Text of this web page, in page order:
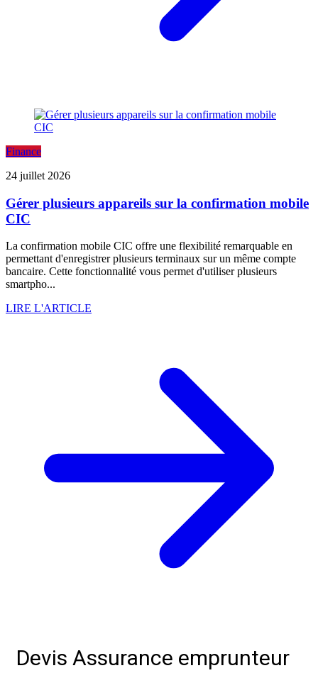
Finance
24 juillet 2026
Gérer plusieurs appareils sur la confirmation mobile
CIC
La confirmation mobile CIC offre une flexibilité remarquable en
permettant d'enregistrer plusieurs terminaux sur un même compte
bancaire. Cette fonctionnalité vous permet d'utiliser plusieurs
smartpho...
LIRE L'ARTICLE
Devis Assurance emprunteur